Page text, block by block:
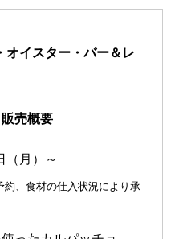
オイスター・バー＆レ
売概要
月）～
、食材の仕入状況により承